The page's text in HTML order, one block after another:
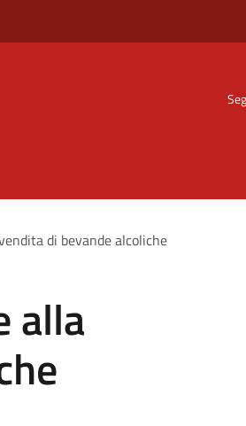
di bevande alcoliche
alla